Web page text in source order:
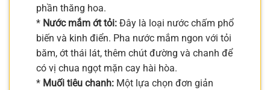
phần thăng hoa.
* Nước mắm ớt tỏi: Đây là loại nước chấm phổ
biến và kinh điển. Pha nước mắm ngon với tỏi
băm, ớt thái lát, thêm chút đường và chanh để
có vị chua ngọt mặn cay hài hòa.
* Muối tiêu chanh: Một lựa chọn đơn giản